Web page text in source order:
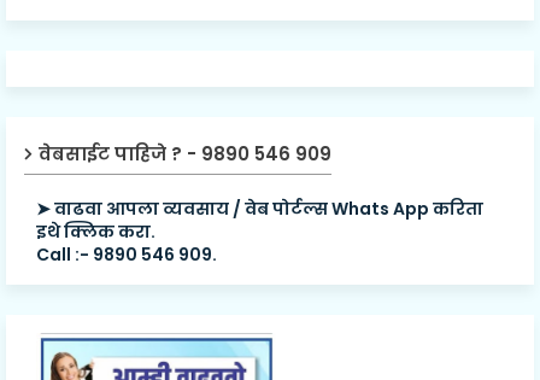
वेबसाईट पाहिजे ? - 9890 546 909
➤ वाढवा आपला व्यवसाय / वेब पोर्टल्स Whats App करिता
इथे क्लिक करा.
Call :- 9890 546 909.